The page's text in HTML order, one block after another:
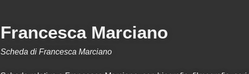
Francesca Marciano
Scheda di Francesca Marciano